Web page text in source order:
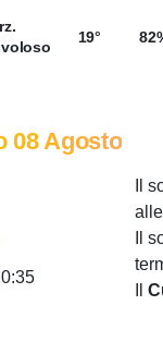
19°
08 Agosto
Il
Il